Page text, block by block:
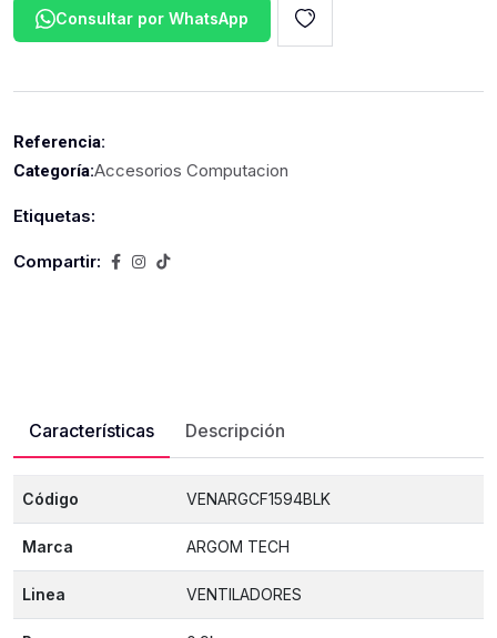
Consultar por WhatsApp
Referencia:
Categoría:Accesorios Computacion
Etiquetas:
Compartir:
Características Descripción
Código VENARGCF1594BLK
Marca ARGOM TECH
Linea VENTILADORES